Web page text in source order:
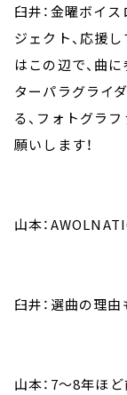
臼井：金曜ボイ
ジェクト、応援
はこの辺で、曲
ターパラグライ
る、フォトグラ
願いします！
山本：
臼井：選曲の理由
山本：7～8年ほ